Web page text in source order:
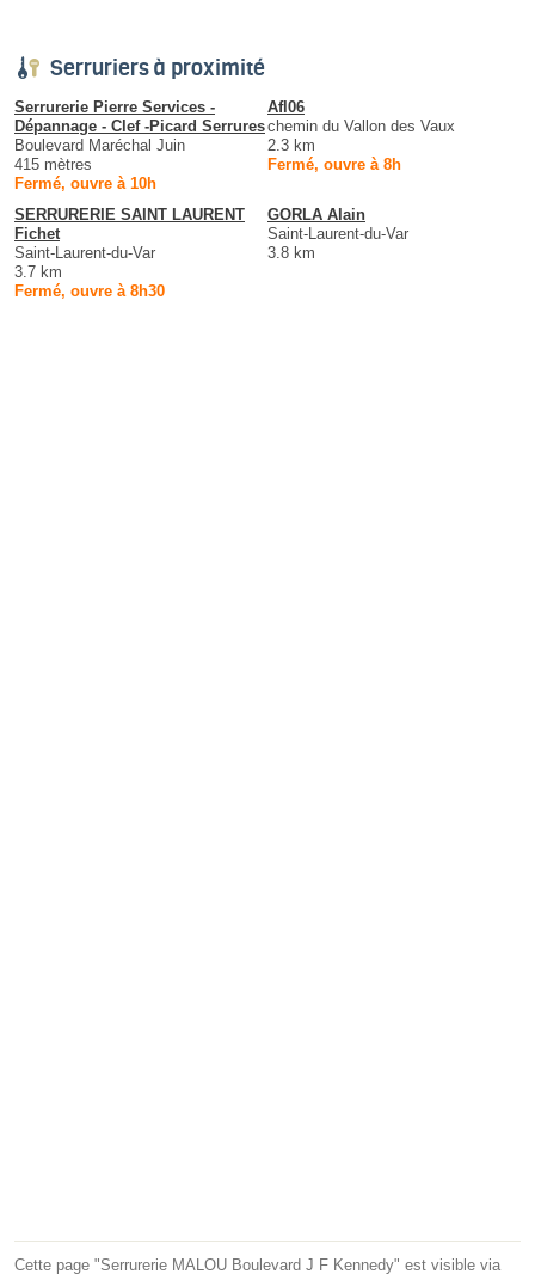
Serruriers à proximité
Serrurerie Pierre Services -
Dépannage - Clef -Picard Serrures
Boulevard Maréchal Juin
415 mètres
Fermé, ouvre à 10h
Afl06
chemin du Vallon des Vaux
2.3 km
Fermé, ouvre à 8h
SERRURERIE SAINT LAURENT
Fichet
Saint-Laurent-du-Var
3.7 km
Fermé, ouvre à 8h30
GORLA Alain
Saint-Laurent-du-Var
3.8 km
Cette page "Serrurerie MALOU Boulevard J F Kennedy" est visible via